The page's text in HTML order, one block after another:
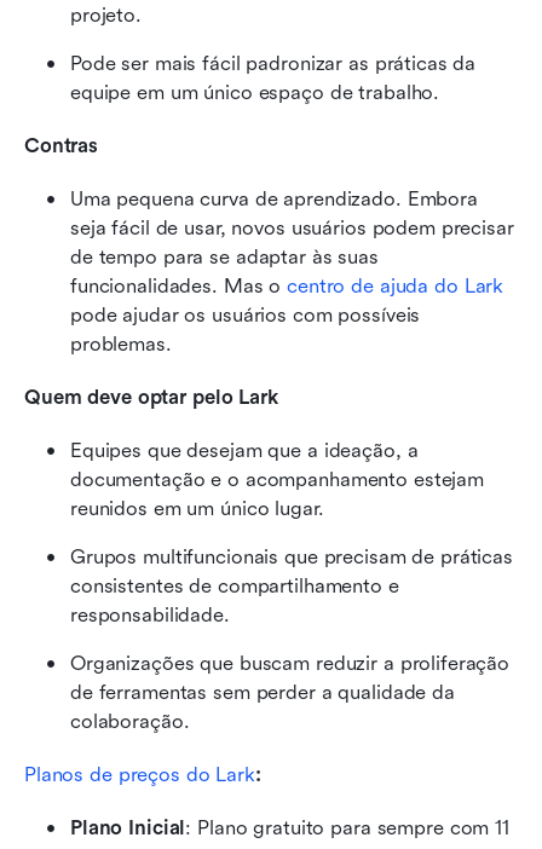
projeto.
Pode ser mais fácil padronizar as práticas da
equipe em um único espaço de trabalho.
Contras
Uma pequena curva de aprendizado. Embora
seja fácil de usar, novos usuários podem precisar
de tempo para se adaptar às suas
funcionalidades. Mas o centro de ajuda do Lark
pode ajudar os usuários com possíveis
problemas.
Quem deve optar pelo Lark
Equipes que desejam que a ideação, a
documentação e o acompanhamento estejam
reunidos em um único lugar.
Grupos multifuncionais que precisam de práticas
consistentes de compartilhamento e
responsabilidade.
Organizações que buscam reduzir a proliferação
de ferramentas sem perder a qualidade da
colaboração.
Planos de preços do Lark:
Plano Inicial: Plano gratuito para sempre com 11